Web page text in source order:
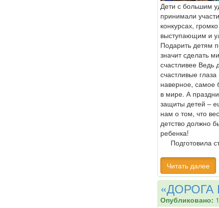
Дети с большим
принимали
конкурсах,
выступающим и
Подарить детям
значит сделать
счастливее Ведь
счастливые
наверное, самое
в мире. А
защиты детей –
нам о том, что
детство должно
ребенка!
Подготовила
Читать далее
«ДОРОГА
Опубликовано: